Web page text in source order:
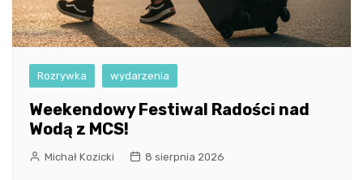
Rozrywka wydarzenia
Weekendowy Festiwal Radości nad
Wodą z MCS!
Michał Kozicki 8 sierpnia 2026